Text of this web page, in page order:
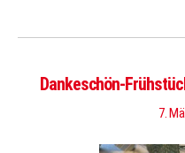
Dankeschön-
7.